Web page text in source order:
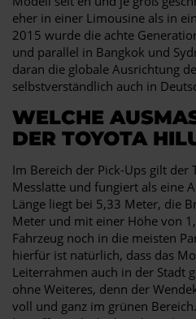
eher in einer Limousine als in
2015 wurde die achte
und parallel in Bangkok und
daran die globale Ausrichtung
selbstverständlich auch in
WELCHE
ER TOYOTA
Im Bereich der Pick-Ups gilt der
Messlatte und fungiert als eine
Länge liegt bei 5,33 Meter, die
Meter und mit einer Höhe von
Fahrzeug noch in die meisten
hierfür ist natürlich, dass das
Leiterrahmen auch in der Stadt
ohne Weiteres, denn der
voll und ganz im grünen